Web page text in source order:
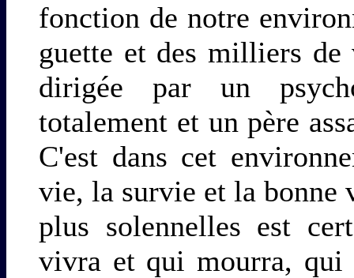
fonction de notre
guette et des milliers de
dirigée par un
totalement et un père
C'est dans cet
vie, la survie et la bonne
plus solennelles est
vivra et qui mourra, qui